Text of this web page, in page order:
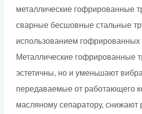
металлические гофрированные
сварные бесшовные стальные
использованием гофрированных
Металлические гофрированные
эстетичны, но и уменьшают
передаваемые от работающего
масляному сепаратору, снижают